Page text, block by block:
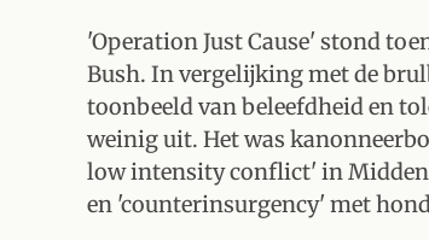
'Operation Just Cause' stond
Bush. In vergelijking met de
toonbeeld van beleefdheid en
weinig uit. Het was
low intensity conflict' in Midden
en 'counterinsurgency' met